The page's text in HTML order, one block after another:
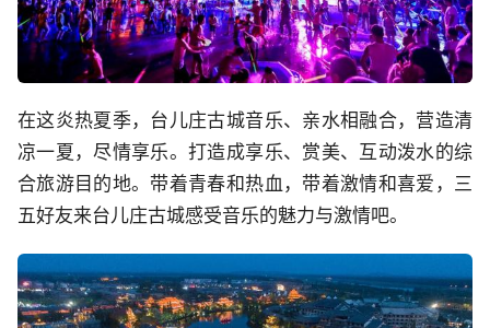
在这炎热夏季，台儿庄古城音乐、亲水相融合，营造清
凉一夏，尽情享乐。打造成享乐、赏美、互动泼水的综
合旅游目的地。带着青春和热血，带着激情和喜爱，三
五好友来台儿庄古城感受音乐的魅力与激情吧。